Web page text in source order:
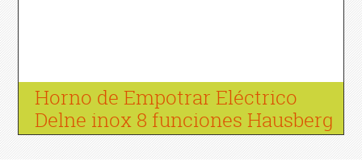
Horno de Empotrar Eléctrico
Delne inox 8 funciones Hausberg